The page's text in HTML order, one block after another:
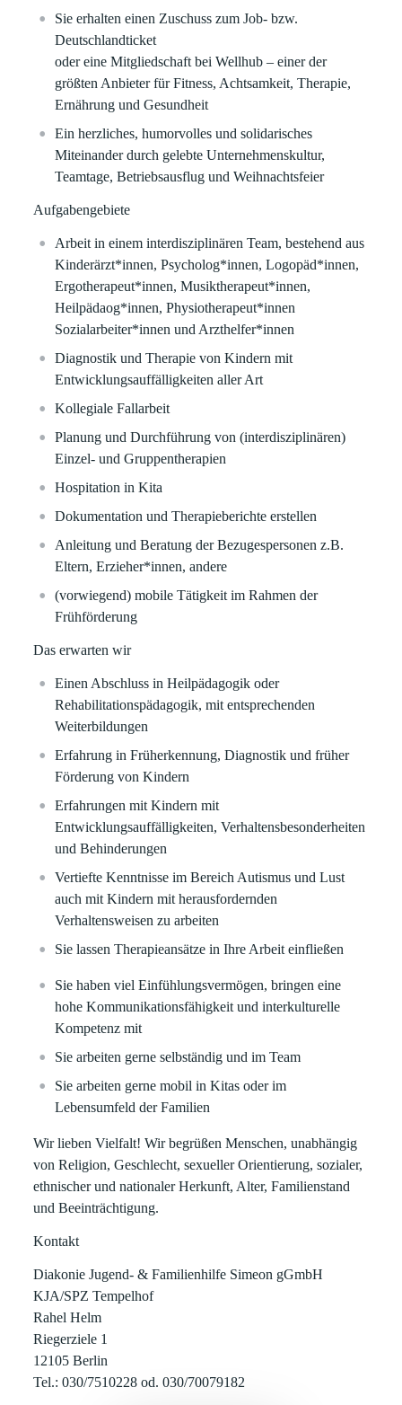
Sie erhalten einen Zuschuss zum Job- bzw.
Deutschlandticket
oder eine Mitgliedschaft bei Wellhub – einer der
größten Anbieter für Fitness, Achtsamkeit, Therapie,
Ernährung und Gesundheit
Ein herzliches, humorvolles und solidarisches
Miteinander durch gelebte Unternehmenskultur,
Teamtage, Betriebsausflug und Weihnachtsfeier
Aufgabengebiete
Arbeit in einem interdisziplinären Team, bestehend aus
Kinderärzt*innen, Psycholog*innen, Logopäd*innen,
Ergotherapeut*innen, Musiktherapeut*innen,
Heilpädaog*innen, Physiotherapeut*innen
Sozialarbeiter*innen und Arzthelfer*innen
Diagnostik und Therapie von Kindern mit
Entwicklungsauffälligkeiten aller Art
Kollegiale Fallarbeit
Planung und Durchführung von (interdisziplinären)
Einzel- und Gruppentherapien
Hospitation in Kita
Dokumentation und Therapieberichte erstellen
Anleitung und Beratung der Bezugespersonen z.B.
Eltern, Erzieher*innen, andere
(vorwiegend) mobile Tätigkeit im Rahmen der
Frühförderung
Das erwarten wir
Einen Abschluss in Heilpädagogik oder
Rehabilitationspädagogik, mit entsprechenden
Weiterbildungen
Erfahrung in Früherkennung, Diagnostik und früher
Förderung von Kindern
Erfahrungen mit Kindern mit
Entwicklungsauffälligkeiten, Verhaltensbesonderheiten
und Behinderungen
Vertiefte Kenntnisse im Bereich Autismus und Lust
auch mit Kindern mit herausfordernden
Verhaltensweisen zu arbeiten
Sie lassen Therapieansätze in Ihre Arbeit einfließen
Sie haben viel Einfühlungsvermögen, bringen eine
hohe Kommunikationsfähigkeit und interkulturelle
Kompetenz mit
Sie arbeiten gerne selbständig und im Team
Sie arbeiten gerne mobil in Kitas oder im
Lebensumfeld der Familien
Wir lieben Vielfalt! Wir begrüßen Menschen, unabhängig
von Religion, Geschlecht, sexueller Orientierung, sozialer,
ethnischer und nationaler Herkunft, Alter, Familienstand
und Beeinträchtigung.
Kontakt
Diakonie Jugend- & Familienhilfe Simeon gGmbH
KJA/SPZ Tempelhof
Rahel Helm
Riegerziele 1
12105 Berlin
Tel.: 030/7510228 od. 030/70079182